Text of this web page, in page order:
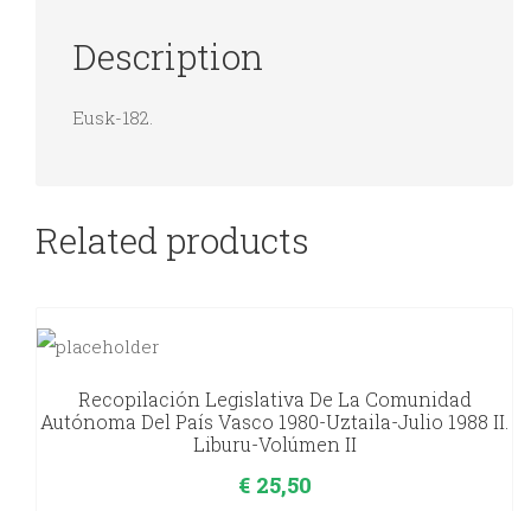
Description
Eusk-182.
Related products
Recopilación Legislativa De La Comunidad
Autónoma Del País Vasco 1980-Uztaila-Julio 1988 II.
Liburu-Volúmen II
€25,50